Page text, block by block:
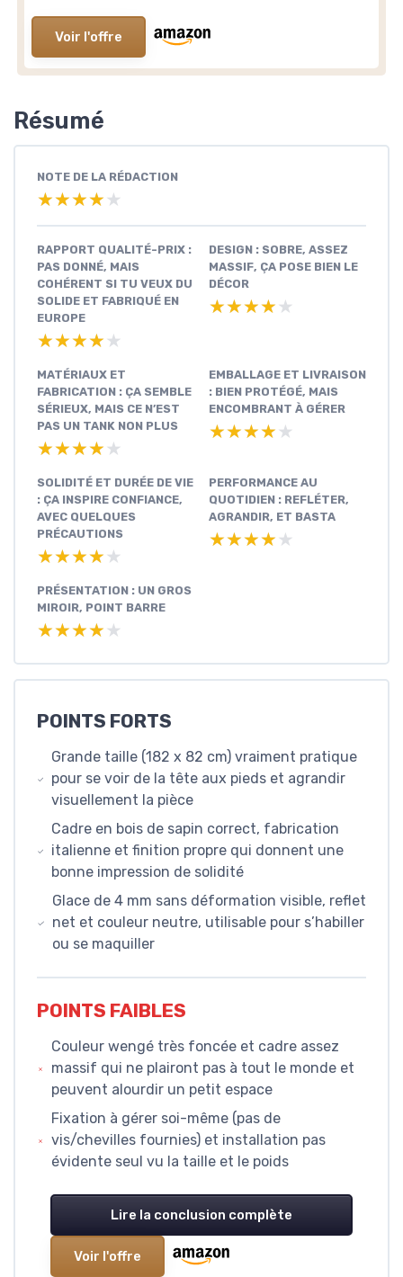
Voir l'offre
Résumé
NOTE DE LA RÉDACTION
★★★★★
★★★★★
RAPPORT QUALITÉ-PRIX :
PAS DONNÉ, MAIS
COHÉRENT SI TU VEUX DU
SOLIDE ET FABRIQUÉ EN
EUROPE
★★★★★
★★★★★
DESIGN : SOBRE, ASSEZ
MASSIF, ÇA POSE BIEN LE
DÉCOR
★★★★★
★★★★★
MATÉRIAUX ET
FABRICATION : ÇA SEMBLE
SÉRIEUX, MAIS CE N’EST
PAS UN TANK NON PLUS
★★★★★
★★★★★
EMBALLAGE ET LIVRAISON
: BIEN PROTÉGÉ, MAIS
ENCOMBRANT À GÉRER
★★★★★
★★★★★
SOLIDITÉ ET DURÉE DE VIE
: ÇA INSPIRE CONFIANCE,
AVEC QUELQUES
PRÉCAUTIONS
★★★★★
★★★★★
PERFORMANCE AU
QUOTIDIEN : REFLÉTER,
AGRANDIR, ET BASTA
★★★★★
★★★★★
PRÉSENTATION : UN GROS
MIROIR, POINT BARRE
★★★★★
★★★★★
POINTS FORTS
Grande taille (182 x 82 cm) vraiment pratique
pour se voir de la tête aux pieds et agrandir
visuellement la pièce
Cadre en bois de sapin correct, fabrication
italienne et finition propre qui donnent une
bonne impression de solidité
Glace de 4 mm sans déformation visible, reflet
net et couleur neutre, utilisable pour s’habiller
ou se maquiller
POINTS FAIBLES
Couleur wengé très foncée et cadre assez
massif qui ne plairont pas à tout le monde et
peuvent alourdir un petit espace
Fixation à gérer soi-même (pas de
vis/chevilles fournies) et installation pas
évidente seul vu la taille et le poids
Lire la conclusion complète
Voir l'offre